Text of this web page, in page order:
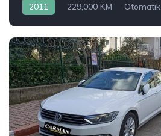
2011 229,000 KM Otomatik